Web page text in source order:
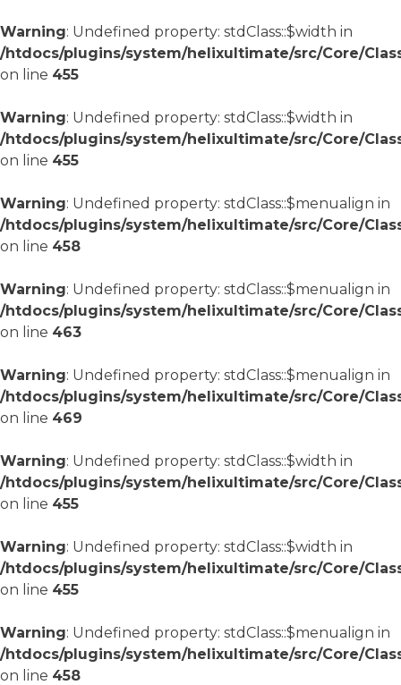
Warning: Undefined property: stdClass::$width in
/htdocs/plugins/system/helixultimate/src/Core/
on line 455
Warning: Undefined property: stdClass::$width in
/htdocs/plugins/system/helixultimate/src/Core/
on line 455
Warning: Undefined property: stdClass::$menualign in
/htdocs/plugins/system/helixultimate/src/Core/
on line 458
Warning: Undefined property: stdClass::$menualign in
/htdocs/plugins/system/helixultimate/src/Core/
on line 463
Warning: Undefined property: stdClass::$menualign in
/htdocs/plugins/system/helixultimate/src/Core/
on line 469
Warning: Undefined property: stdClass::$width in
/htdocs/plugins/system/helixultimate/src/Core/
on line 455
Warning: Undefined property: stdClass::$width in
/htdocs/plugins/system/helixultimate/src/Core/
on line 455
Warning: Undefined property: stdClass::$menualign in
/htdocs/plugins/system/helixultimate/src/Core/
on line 458